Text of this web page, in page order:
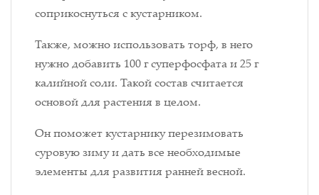
соприкоснуться с кустарником.
Также, можно использовать торф, в него
нужно добавить 100 г суперфосфата и 25 г
калийной соли. Такой состав считается
основой для растения в целом.
Он поможет кустарнику перезимовать
суровую зиму и дать все необходимые
элементы для развития ранней весной.